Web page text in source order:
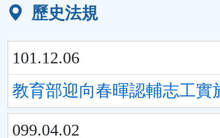
歷史法規
101.12.06
教育部迎向春暉認輔志工實
099.04.02